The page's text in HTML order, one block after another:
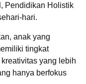
Pendidikan Holistik
hari.
anak yang
tingkat
yang lebih
hanya berfokus